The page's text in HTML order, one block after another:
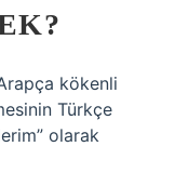
kökenli
Türkçe
olarak